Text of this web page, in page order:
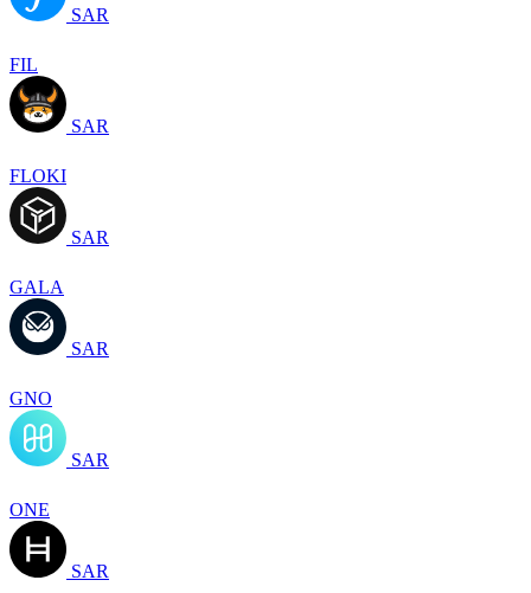
SAR
FIL
SAR
FLOKI
SAR
GALA
SAR
GNO
SAR
ONE
SAR